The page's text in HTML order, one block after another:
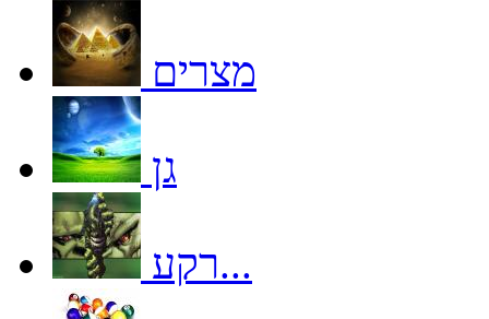
מצרים
גן
רקע...